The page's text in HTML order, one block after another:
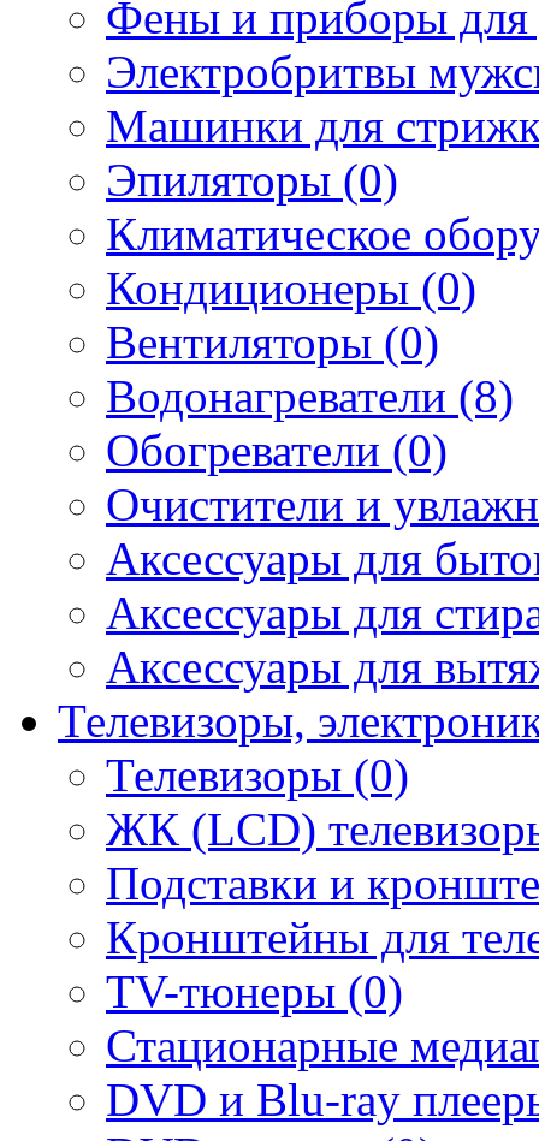
Фены и приборы для
Электробритвы
Машинки для
Эпиляторы (0)
Климатическое
Кондиционеры (0)
Вентиляторы (0)
Водонагреватели (8)
Обогреватели (0)
Очистители и
Аксессуары для
Аксессуары для
Аксессуары для
Телевизоры,
Телевизоры (0)
ЖК (LCD)
Подставки и
Кронштейны для
TV-тюнеры (0)
Стационарные
DVD и Blu-ray